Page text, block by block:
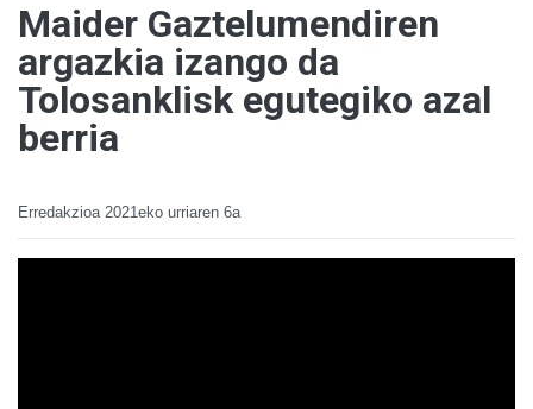
Maider Gaztelumendiren
argazkia izango da
Tolosanklisk egutegiko azal
berria
Erredakzioa 2021eko urriaren 6a